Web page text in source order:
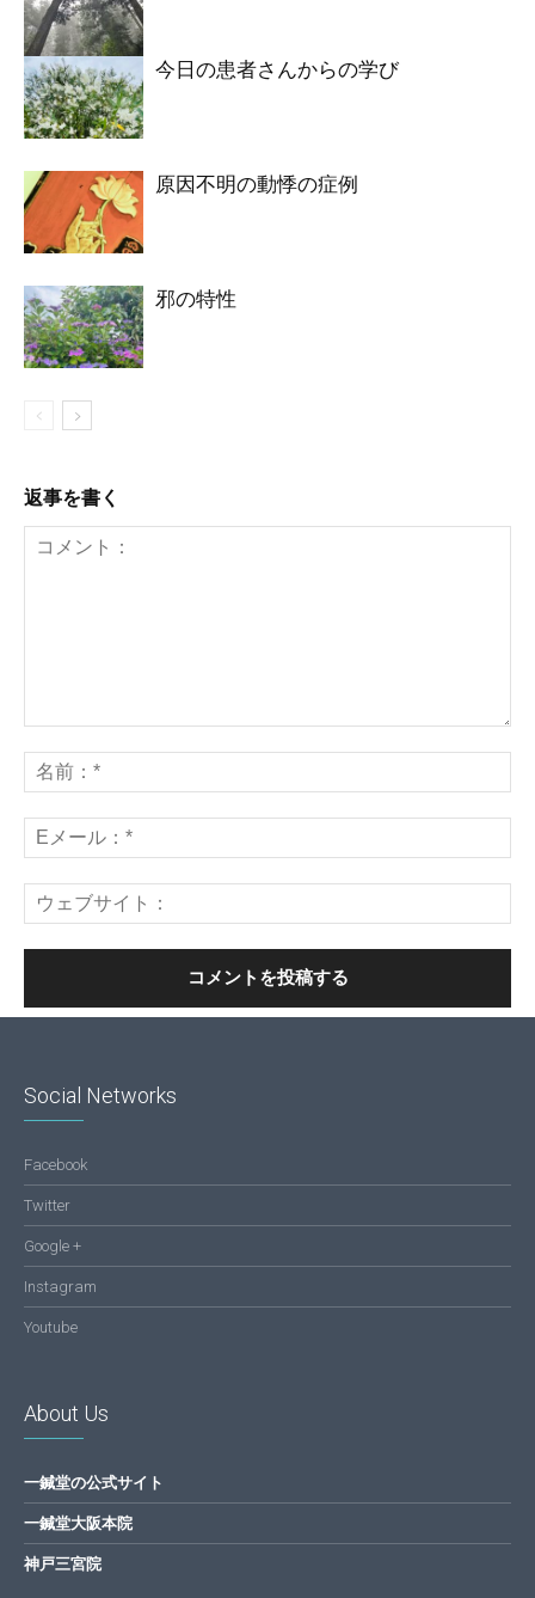
今日の患者さんからの学び
原因不明の動悸の症例
邪の特性
返事を書く
Social Networks
Facebook
Twitter
Google +
Instagram
Youtube
About Us
一鍼堂の公式サイト
一鍼堂大阪本院
神戸三宮院